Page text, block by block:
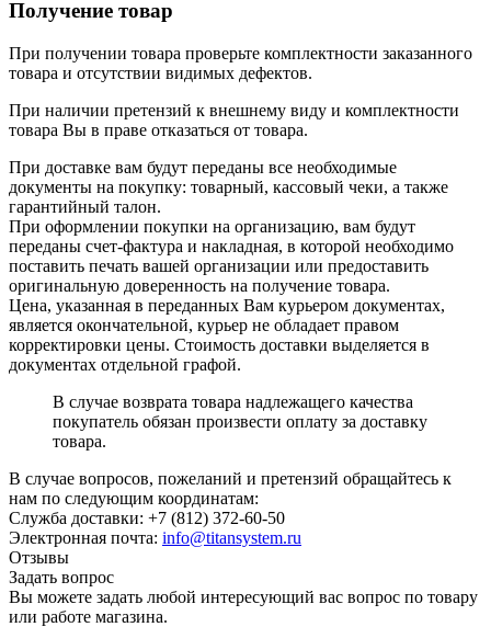
Получение товар
При получении товара проверьте комплектности заказанного
товара и отсутствии видимых дефектов.
При наличии претензий к внешнему виду и комплектности
товара Вы в праве отказаться от товара.
При доставке вам будут переданы все необходимые
документы на покупку: товарный, кассовый чеки, а также
гарантийный талон.
При оформлении покупки на организацию, вам будут
переданы счет-фактура и накладная, в которой необходимо
поставить печать вашей организации или предоставить
оригинальную доверенность на получение товара.
Цена, указанная в переданных Вам курьером документах,
является окончательной, курьер не обладает правом
корректировки цены. Стоимость доставки выделяется в
документах отдельной графой.
В случае возврата товара надлежащего качества
покупатель обязан произвести оплату за доставку
товара.
В случае вопросов, пожеланий и претензий обращайтесь к
нам по следующим координатам:
Служба доставки: +7 (812) 372-60-50
Электронная почта: info@titansystem.ru
Отзывы
Задать вопрос
Вы можете задать любой интересующий вас вопрос по товару
или работе магазина.